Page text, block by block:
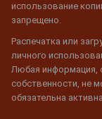
использование
запрещено.
Распечатка или
личного
Любая информация,
собственности, не
обязательна